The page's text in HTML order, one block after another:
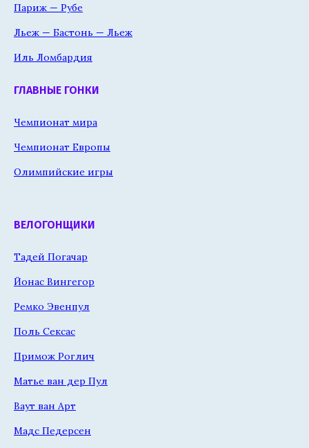
Париж — Рубе
Льеж — Бастонь — Льеж
Иль Ломбардия
ГЛАВНЫЕ ГОНКИ
Чемпионат мира
Чемпионат Европы
Олимпийские игры
ВЕЛОГОНЩИКИ
Тадей Погачар
Йонас Вингегор
Ремко Эвенпул
Поль Сексас
Примож Роглич
Матье ван дер Пул
Ваут ван Арт
Мадс Педерсен